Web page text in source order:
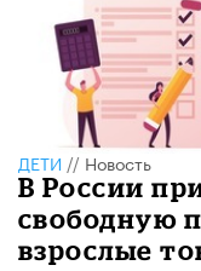
ДЕТИ // Новость
В России
свободную
взрослые